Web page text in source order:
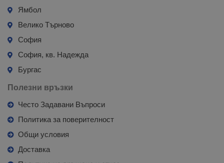
Ямбол
Велико Търново
София
София, кв. Надежда
Бургас
Полезни връзки
Често Задавани Въпроси
Политика за поверителност
Общи условия
Доставка